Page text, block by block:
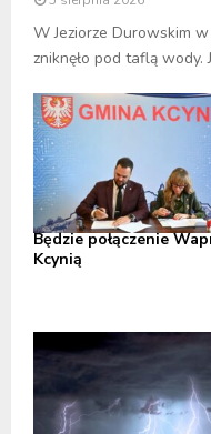
W Jeziorze Durowskim
zniknęło pod taflą wody.
Będzie połączenie
Kcynią